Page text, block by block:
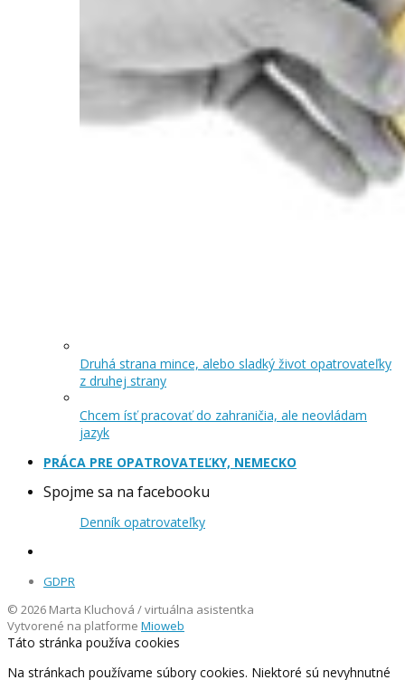
Druhá strana mince, alebo sladký život opatrovateľky
z druhej strany
Chcem ísť pracovať do zahraničia, ale neovládam
jazyk
PRÁCA PRE OPATROVATEĽKY, NEMECKO
Spojme sa na facebooku
Denník opatrovateľky
GDPR
© 2026 Marta Kluchová / virtuálna asistentka
Vytvorené na platforme Mioweb
Táto stránka používa cookies
Na stránkach používame súbory cookies. Niektoré sú nevyhnutné